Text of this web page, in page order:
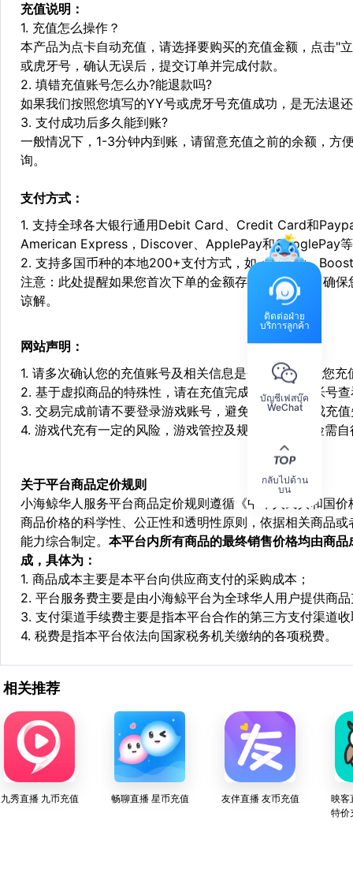
充值说明：
1. 充值怎么操作？
本产品为点卡自动充值，请选择要购买的充值金额，点击"
或虎牙号，确认无误后，提交订单并完成付款。
2. 填错充值账号怎么办?能退款吗?
如果我们按照您填写的YY号或虎牙号充值成功，是无法退
3. 支付成功后多久能到账?
一般情况下，1-3分钟内到账，请留意充值之前的余额，方
询。
支付方式：
1. 支持全球各大银行通用Debit Card、Credit Card和
American Express，Discover、ApplePay和GooglePay
2. 支持多国币种的本地200+支付方式，如：Alipay，
注意：此处提醒如果您首次下单的金额存在异常，为了确
谅解。
网站声明：
1. 请多次确认您的充值账号及相关信息是否正确，如因您
2. 基于虚拟商品的特殊性，请在充值完成后登陆您的帐号
3. 交易完成前请不要登录游戏账号，避免由于顶号造成充
4. 游戏代充有一定的风险，游戏管控及规则处罚等风险需
关于平台商品定价规则
小海鲸华人服务平台商品定价规则遵循《中华人民共和国
商品价格的科学性、公正性和透明性原则，依据相关商品
能力综合制定。 本平台内所有商品的最终销售价格均由商
成，具体为：
1. 商品成本主要是本平台向供应商支付的采购成本；
2. 平台服务费主要是由小海鲸平台为全球华人用户提供商
3. 支付渠道手续费主要是指本平台合作的第三方支付渠道
4. 税费是指本平台依法向国家税务机关缴纳的各项税费。
相关推荐
九秀直播 九币充值 畅聊直播 星币充值 友伴直播 友币充值
映客
特价充值
ติดต่อฝ่าย
บริการลูกค้า
บัญชีเฟสบุ๊ค
WeChat
กลับไปด้าน
บน